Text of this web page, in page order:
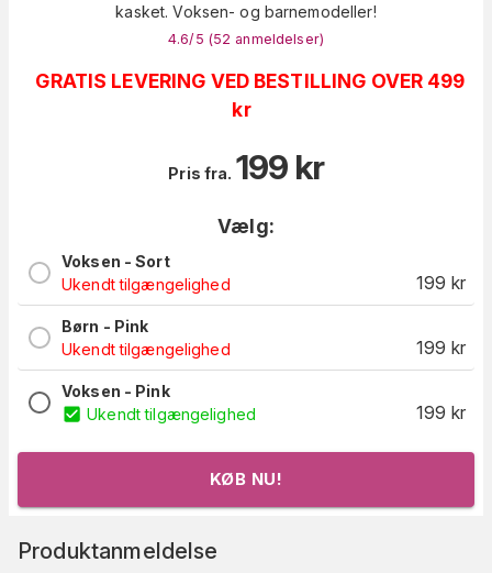
kasket. Voksen- og barnemodeller!
4.6/5 (52 anmeldelser)
GRATIS LEVERING VED BESTILLING OVER 499
kr
Pris fra. 199 kr
Vælg:
Voksen - Sort
Ukendt tilgængelighed
199 kr
Børn - Pink
Ukendt tilgængelighed
199 kr
Voksen - Pink
Ukendt tilgængelighed
199 kr
KØB NU!
Produktanmeldelse